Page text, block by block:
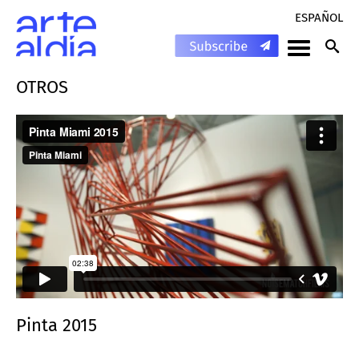
ESPAÑOL
OTROS
Pinta 2015